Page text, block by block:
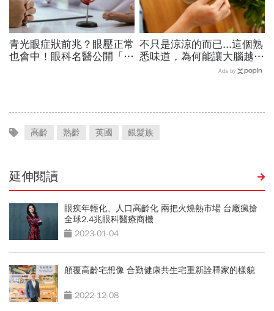
青光眼症狀前兆？眼壓正常
也會中！眼科名醫公開「護
不只是涼涼的而已...這個熟
悉味道，為何能讓大腦越聞
越靈光？醫師：每天幾分
Ads by
高齡 熟齡 英國 銀髮族
延伸閱讀
眼疾年輕化、人口高齡化 兩把火燒熱市場 台廠瘋搶
全球2.4兆眼科醫療商機
2023-01-04
顛覆高齡宅想像 合勤健康共生宅重新詮釋家的樣貌
2022-12-08